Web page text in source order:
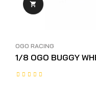

OGO RACING
1/8 OGO BUGGY